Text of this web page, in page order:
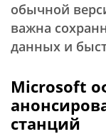
обычной
важна
данных и
Microsoft
станций